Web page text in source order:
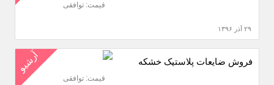
۲۹ آذر ۱۳۹۶
قیمت: توافقی
آرشیو فروش ضایعات پلاستیک خشکه
قیمت: توافقی